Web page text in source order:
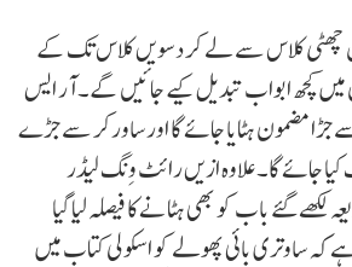
چھٹی کلاس سے لے کر دسویں کلاس تک کے
کچھ ابواب تبدیل کیے جائیں گے۔ آر ایس
جڑا مضمون ہٹایا جائے گا اور ساورکر سے جڑے
جائے گا۔ علاوہ ازیں رائٹ وِنگ لیڈر
گئے باب کو بھی ہٹانے کا فیصلہ لیا گیا
کہ ساوتری بائی پھولے کو اسکولی کتاب میں